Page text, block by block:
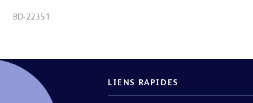
BD-22351
LIENS RAPIDES